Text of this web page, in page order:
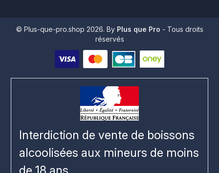
© Plus-que-pro.shop 2026. By Plus que Pro - Tous droits
réservés
Interdiction de vente de boissons
alcoolisées aux mineurs de moins